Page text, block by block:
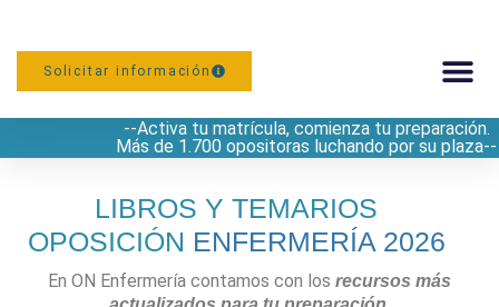
Solicitar información
--Activa tu matrícula, comienza tu preparación.
Más de 1.700 opositoras luchando por su plaza--
LIBROS Y TEMARIOS
OPOSICIÓN ENFERMERÍA 2026
En ON Enfermería contamos con los recursos más